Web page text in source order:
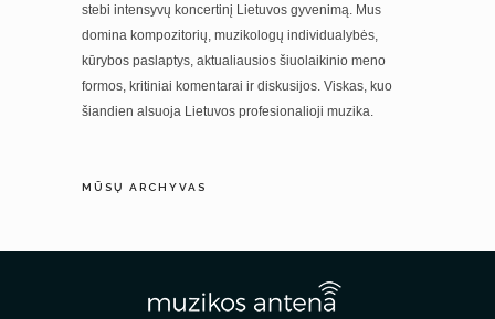
stebi intensyvų koncertinį Lietuvos gyvenimą. Mus
domina kompozitorių, muzikologų individualybės,
kūrybos paslaptys, aktualiausios šiuolaikinio meno
formos, kritiniai komentarai ir diskusijos. Viskas, kuo
šiandien alsuoja Lietuvos profesionalioji muzika.
MŪSŲ ARCHYVAS